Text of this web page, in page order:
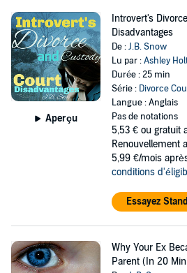
Aperçu
Introvert's
Disadvantages
De :J.B. Snow
Lu par :Ashley
Durée : 25 min
Série : Divorce
Langue : Anglais
Pas de notations
5,53 € ou gratuit
Renouvellement
5,99 €/mois
conditions
Essayez
Why Your Ex
Parent (In 20